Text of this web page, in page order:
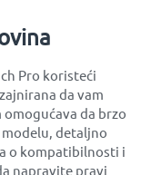
Pro koristeći
da vam
da brzo
detaljno
o kompatibilnosti i
napravite pravi